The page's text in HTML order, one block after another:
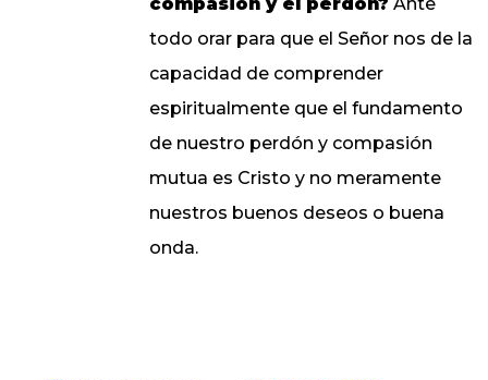
todo orar para que el Señor nos de la
capacidad de comprender
espiritualmente que el fundamento
de nuestro perdón y compasión
mutua es Cristo y no meramente
nuestros buenos deseos o buena
onda.